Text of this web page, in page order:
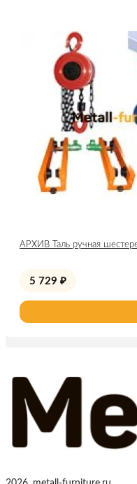
АРХИВ Таль ручная
5 729 ₽